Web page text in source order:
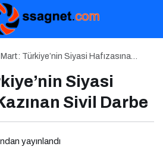
Türkiye’nin Siyasi Hafızasına
Siyasi
Sivil Darbe
yayınlandı
Siyasi Hafızasına Kazınan